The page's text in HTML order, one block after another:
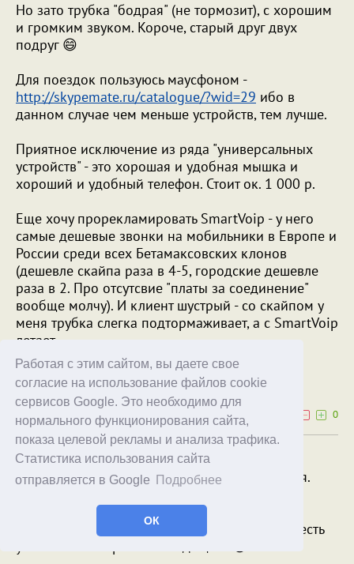
Работая с этим сайтом, вы даете свое
согласие на использование файлов cookie
сервисов Google. Это необходимо для
нормального функционирования сайта,
показа целевой рекламы и анализа трафика.
Статистика использования сайта
отправляется в Google
Подробнее
ОК
Но зато трубка "бодрая" (не тормозит), с хорошим
и громким звуком. Короче, старый друг двух
подруг 😄
Для поездок пользуюсь маусфоном -
http://skypemate.ru/catalogue/?wid=29 ибо в
данном случае чем меньше устройств, тем лучше.
Приятное исключение из ряда "универсальных
устройств" - это хорошая и удобная мышка и
хороший и удобный телефон. Стоит ок. 1 000 р.
Еще хочу прорекламировать SmartVoip - у него
самые дешевые звонки на мобильники в Европе и
России среди всех Бетамаксовских клонов
(дешевле скайпа раза в 4-5, городские дешевле
раза в 2. Про отсутсвие "платы за соединение"
вообще молчу). И клиент шустрый - со скайпом у
меня трубка слегка подтормаживает, а с SmartVoip
летает.
Khhh
30.03.10 15:39
0
Интересная моделька. Мне вот тоже был
интересен функционал USB, но беспроводная.
Вот только вместо понятия "выходная" связь есть